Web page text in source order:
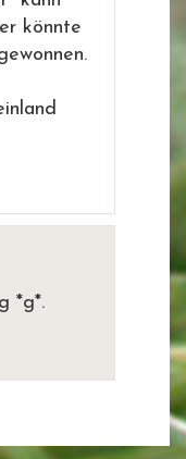
könnte
*g*.